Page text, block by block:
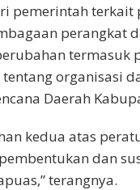
pemerintah terkait
perangkat
termasuk
organisasi
Daerah
kedua atas
dan
terangnya.